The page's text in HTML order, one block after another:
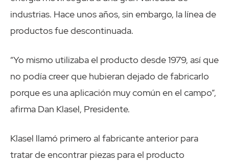
industrias. Hace unos años, sin embargo, la línea de
productos fue descontinuada.
“Yo mismo utilizaba el producto desde 1979, así que
no podía creer que hubieran dejado de fabricarlo
porque es una aplicación muy común en el campo”,
afirma Dan Klasel, Presidente.
Klasel llamó primero al fabricante anterior para
tratar de encontrar piezas para el producto